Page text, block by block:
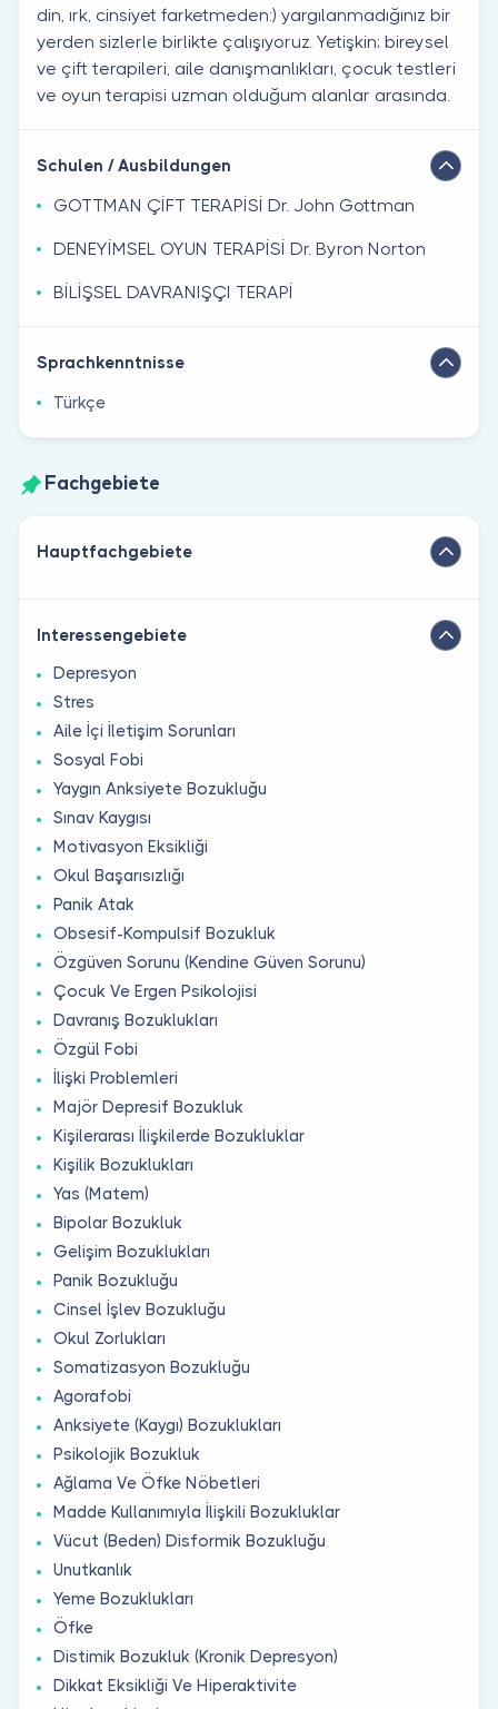
din, ırk, cinsiyet farketmeden:) yargılanmadığınız bir
yerden sizlerle birlikte çalışıyoruz. Yetişkin; bireysel
ve çift terapileri, aile danışmanlıkları, çocuk testleri
ve oyun terapisi uzman olduğum alanlar arasında.
Schulen / Ausbildungen
GOTTMAN ÇİFT TERAPİSİ Dr. John Gottman
DENEYİMSEL OYUN TERAPİSİ Dr. Byron Norton
BİLİŞSEL DAVRANIŞÇI TERAPİ
Sprachkenntnisse
Türkçe
Fachgebiete
Hauptfachgebiete
Interessengebiete
Depresyon
Stres
Aile İçi İletişim Sorunları
Sosyal Fobi
Yaygın Anksiyete Bozukluğu
Sınav Kaygısı
Motivasyon Eksikliği
Okul Başarısızlığı
Panik Atak
Obsesif-Kompulsif Bozukluk
Özgüven Sorunu (Kendine Güven Sorunu)
Çocuk Ve Ergen Psikolojisi
Davranış Bozuklukları
Özgül Fobi
İlişki Problemleri
Majör Depresif Bozukluk
Kişilerarası İlişkilerde Bozukluklar
Kişilik Bozuklukları
Yas (Matem)
Bipolar Bozukluk
Gelişim Bozuklukları
Panik Bozukluğu
Cinsel İşlev Bozukluğu
Okul Zorlukları
Somatizasyon Bozukluğu
Agorafobi
Anksiyete (Kaygı) Bozuklukları
Psikolojik Bozukluk
Ağlama Ve Öfke Nöbetleri
Madde Kullanımıyla İlişkili Bozukluklar
Vücut (Beden) Disformik Bozukluğu
Unutkanlık
Yeme Bozuklukları
Öfke
Distimik Bozukluk (Kronik Depresyon)
Dikkat Eksikliği Ve Hiperaktivite